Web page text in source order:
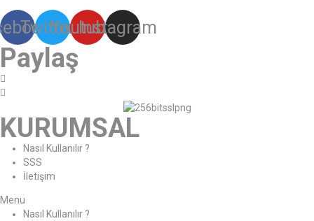
TwitterYoutube
Instagram
Paylaş
KURUMSAL
Nasıl Kullanılır ?
SSS
İletişim
Menu
Nasıl Kullanılır ?